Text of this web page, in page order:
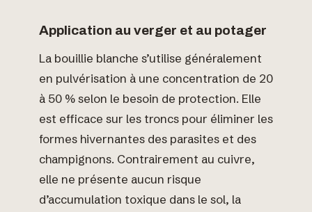
Application au verger et au potager
La bouillie blanche s’utilise généralement
en pulvérisation à une concentration de 20
à 50 % selon le besoin de protection. Elle
est efficace sur les troncs pour éliminer les
formes hivernantes des parasites et des
champignons. Contrairement au cuivre,
elle ne présente aucun risque
d’accumulation toxique dans le sol, la